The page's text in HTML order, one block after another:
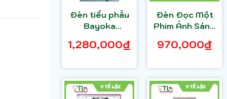
Đèn tiểu phẫu
Bayoka
ánh sáng lạnh
1,280,000₫
Đèn Đọc Một
Phim Ánh Sáng
QUANG, CT,
970,000₫